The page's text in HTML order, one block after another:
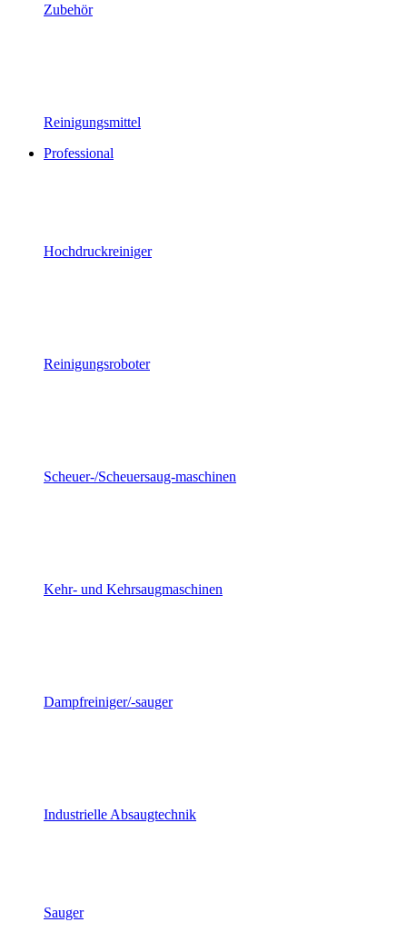
Zubehör
Reinigungsmittel
Professional
Hochdruckreiniger
Reinigungsroboter
Scheuer-/Scheuersaug-maschinen
Kehr- und Kehrsaugmaschinen
Dampfreiniger/-sauger
Industrielle Absaugtechnik
Sauger